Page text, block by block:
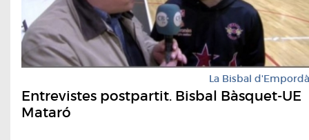
La Bisbal d'Empordà
Entrevistes postpartit. Bisbal Bàsquet-UE
Mataró